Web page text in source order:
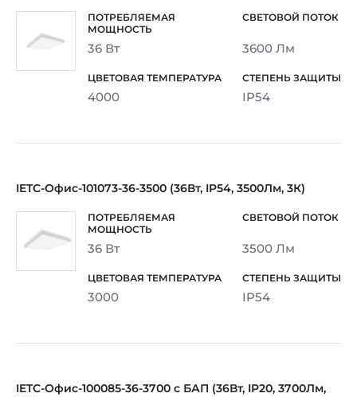
36 Вт 3600 Лм
4000 IP54
IETC-Офис-101073-36-3500 (36Вт, IP54, 3500Лм, 3К)
36 Вт 3500 Лм
3000 IP54
IETC-Офис-100085-36-3700 с БАП (36Вт, IP20, 3700Лм,